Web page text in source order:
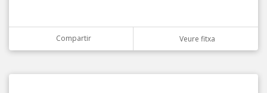
Compartir Veure fitxa